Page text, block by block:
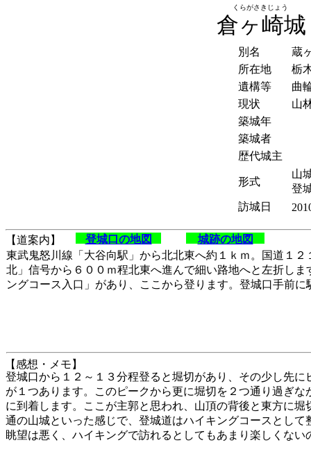
倉ヶ崎城
別名
蔵
所在地
栃
遺構等
曲
現状
山
築城年
築城者
歴代城主
形式
山
登
訪城日
登城口の地図 城跡の地図
【道案内】
東武鬼怒川線「大谷向駅」から北北東へ約１ｋｍ。国道１
北」信号から６００ｍ程北東へ進んで細い路地へと左折し
ングコース入口」があり、ここから登ります。登城口手前に
【感想・メモ】
くらがさきじょう
登城口から１２～１３分程登ると堀切があり、その少し先
が１つあります。このピークから更に堀切を２つ通り過ぎ
に到着します。ここが主郭と思われ、山頂の背後と東方に
通の山城といった感じで、登城道はハイキングコースとし
眺望は悪く、ハイキングで訪れるとしてもあまり楽しくない